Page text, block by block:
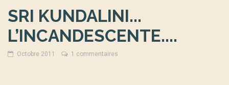
SRI KUNDALINI...
L’INCANDESCENTE....
Octobre 2011 1 commentaires